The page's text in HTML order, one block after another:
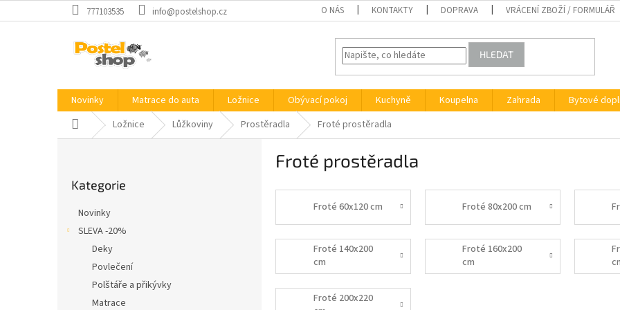
na
777103535 info@postelshop.cz O NÁS KONTAKTY DOPRAVA VRÁCENÍ ZBOŽÍ / FORMULÁŘ
HLEDAT
Novinky Matrace do auta Ložnice Obývací pokoj Kuchyně Koupelna Zahrada Bytové
Domů Ložnice Lůžkoviny Prostěradla Froté prostěradla
kategorie
Kategorie
Novinky
SLEVA -20%
Deky
Povlečení
Polštáře a přikývky
Matrace
Froté prostěradla
Froté 60x120 cm Froté 80x200 cm
Froté 140x200
cm
Froté 160x200
cm
Froté 200x220